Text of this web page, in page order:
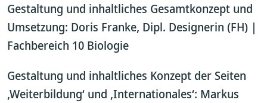
Gestaltung und inhaltliches Gesamtkonzept und
Umsetzung: Doris Franke, Dipl. Designerin (FH) |
Fachbereich 10 Biologie
Gestaltung und inhaltliches Konzept der Seiten
‚Weiterbildung‘ und ‚Internationales‘: Markus